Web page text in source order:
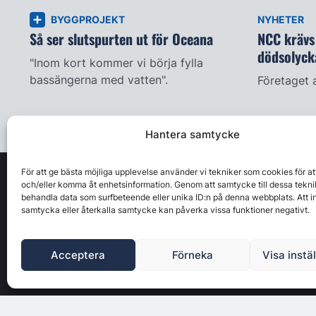
Hantera samtycke
För att ge bästa möjliga upplevelse använder vi tekniker som cookies för
och/eller komma åt enhetsinformation. Genom att samtycke till dessa
behandla data som surfbeteende eller unika ID:n på denna webbplats. Att
samtycka eller återkalla samtycke kan påverka vissa funktioner negativt.
Acceptera Förneka Visa
BYGGPROJEKT
Så ser slutspurten ut för Oceana
"Inom kort kommer vi börja fylla
bassängerna med vatten".
NYHETER
NCC
Företaget